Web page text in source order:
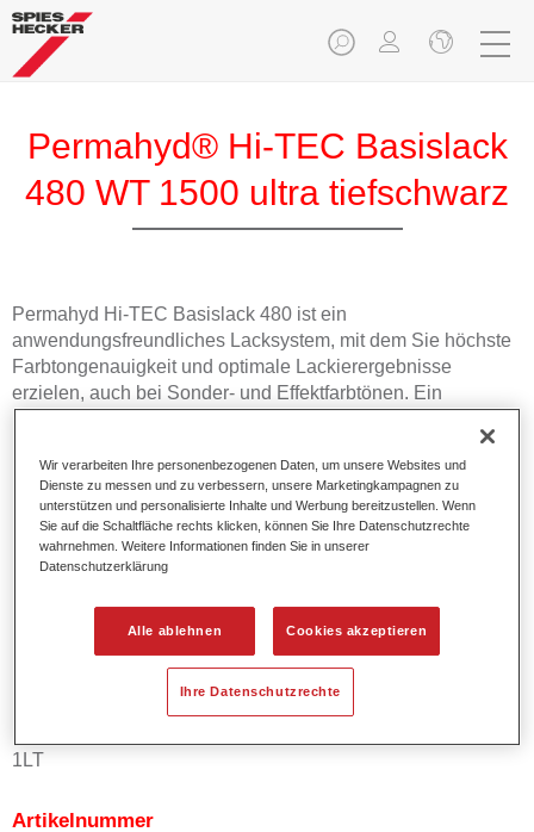
Permahyd® Hi-TEC Basislack
480 WT 1500 ultra tiefschwarz
Permahyd Hi-TEC Basislack 480 ist ein
anwendungsfreundliches Lacksystem, mit dem Sie höchste
Farbtongenauigkeit und optimale Lackierergebnisse
erzielen, auch bei Sonder- und Effektfarbtönen. Ein
Produktmerkmale
Ausgezeichnete Farbtongenauigkeit und gleichmäßige
Effektausrichtung.
Kurze Prozesszeiten.
Einfaches und sicheres Einlackieren.
Variable Anwendungsmöglichkeiten (Innenraum-,
Mehrschicht- und Mehrfarbenlackierungen).
1LT
Artikelnummer
Wir verarbeiten Ihre personenbezogenen Daten, um unsere Websites und
Dienste zu messen und zu verbessern, unsere Marketingkampagnen zu
unterstützen und personalisierte Inhalte und Werbung bereitzustellen. Wenn
Sie auf die Schaltfläche rechts klicken, können Sie Ihre Datenschutzrechte
wahrnehmen. Weitere Informationen finden Sie in unserer
Datenschutzerklärung
Alle ablehnen Cookies akzeptieren
Ihre Datenschutzrechte